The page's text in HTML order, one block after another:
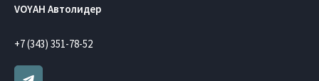
VOYAH Автолидер
+7 (343) 351-78-52